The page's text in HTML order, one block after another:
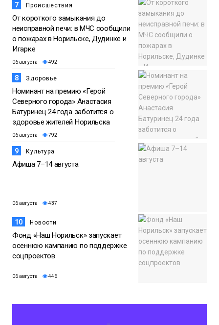
7 Происшествия
От короткого замыкания до
неисправной печи: в МЧС сообщили
о пожарах в Норильске, Дудинке и
Игарке
06 августа 492
8 Здоровье
Номинант на премию «Герой
Северного города» Анастасия
Батуринец 24 года заботится о
здоровье жителей Норильска
06 августа 792
9 Культура
Афиша 7–14 августа
06 августа 437
10 Новости
Фонд «Наш Норильск» запускает
осеннюю кампанию по поддержке
соцпроектов
06 августа 446